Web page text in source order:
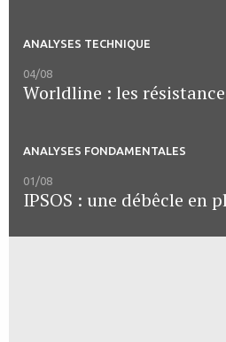
ANALYSES TECHNIQUE
04/08
Worldline : les
ANALYSES FONDAMENTALES
01/08
IPSOS : une débêcle en